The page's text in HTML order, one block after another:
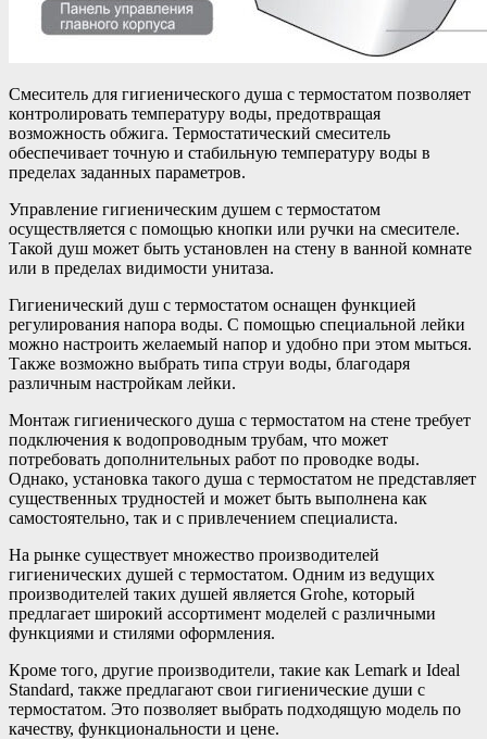
Смеситель для гигиенического душа с термостатом позволяет
контролировать температуру воды, предотвращая
возможность обжига. Термостатический смеситель
обеспечивает точную и стабильную температуру воды в
пределах заданных параметров.
Управление гигиеническим душем с термостатом
осуществляется с помощью кнопки или ручки на смесителе.
Такой душ может быть установлен на стену в ванной комнате
или в пределах видимости унитаза.
Гигиенический душ с термостатом оснащен функцией
регулирования напора воды. С помощью специальной лейки
можно настроить желаемый напор и удобно при этом мыться.
Также возможно выбрать типа струи воды, благодаря
различным настройкам лейки.
Монтаж гигиенического душа с термостатом на стене требует
подключения к водопроводным трубам, что может
потребовать дополнительных работ по проводке воды.
Однако, установка такого душа с термостатом не представляет
существенных трудностей и может быть выполнена как
самостоятельно, так и с привлечением специалиста.
На рынке существует множество производителей
гигиенических душей с термостатом. Одним из ведущих
производителей таких душей является Grohe, который
предлагает широкий ассортимент моделей с различными
функциями и стилями оформления.
Кроме того, другие производители, такие как Lemark и Ideal
Standard, также предлагают свои гигиенические души с
термостатом. Это позволяет выбрать подходящую модель по
качеству, функциональности и цене.